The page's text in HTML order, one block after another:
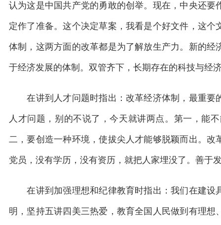
认为这是中国共产党的勇敢的创举。现在，中央还
定作了准备。这个决定草案，我看是个好文件，这
体制，这两方面的改革都是为了解放生产力。新的
于经济发展的体制。双管齐下，长期存在的科技与经
在讲到人才问题时指出：改革经济体制，最重要
人才问题，别的不说了，今天就讲两点。第一，能
二，要创造一种环境，使拔尖人才能够脱颖而出。
党员，没有学历，没有资历，就把人家埋没了。善于
在讲到加强理想和纪律教育时指出：我们在建设
明，坚持五讲四美三热爱，教育全国人民做到有理